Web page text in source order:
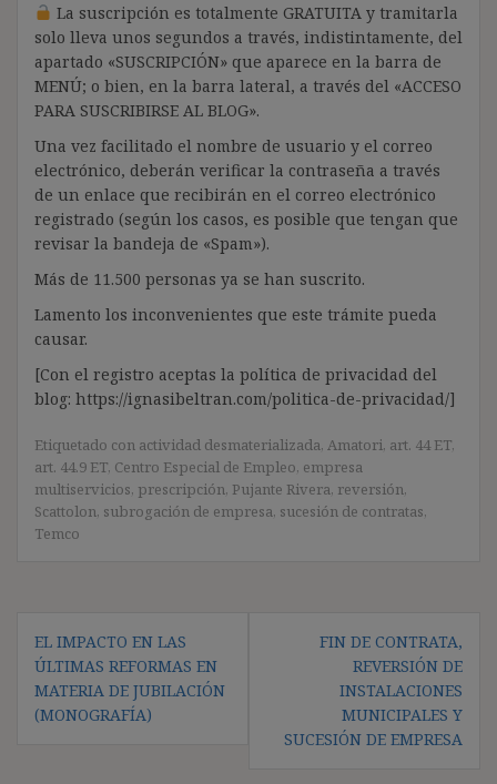
La suscripción es totalmente GRATUITA y tramitarla
solo lleva unos segundos a través, indistintamente, del
apartado «SUSCRIPCIÓN» que aparece en la barra de
MENÚ; o bien, en la barra lateral, a través del «ACCESO
PARA SUSCRIBIRSE AL BLOG».
Una vez facilitado el nombre de usuario y el correo
electrónico, deberán verificar la contraseña a través
de un enlace que recibirán en el correo electrónico
registrado (según los casos, es posible que tengan que
revisar la bandeja de «Spam»).
Más de 11.500 personas ya se han suscrito.
Lamento los inconvenientes que este trámite pueda
causar.
[Con el registro aceptas la política de privacidad del
blog: https://ignasibeltran.com/politica-de-privacidad/]
Etiquetado con actividad desmaterializada, Amatori, art. 44 ET,
art. 44.9 ET, Centro Especial de Empleo, empresa
multiservicios, prescripción, Pujante Rivera, reversión,
Scattolon, subrogación de empresa, sucesión de contratas,
Temco
de
entradas
EL IMPACTO EN LAS
ÚLTIMAS REFORMAS EN
MATERIA DE JUBILACIÓN
(MONOGRAFÍA)
FIN DE CONTRATA,
REVERSIÓN DE
INSTALACIONES
MUNICIPALES Y
SUCESIÓN DE EMPRESA